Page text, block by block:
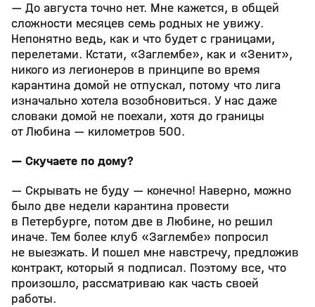
— До августа точно нет. Мне кажется, в общей
сложности месяцев семь родных не увижу.
Непонятно ведь, как и что будет с границами,
перелетами. Кстати, «Заглембе», как и «Зенит»,
никого из легионеров в принципе во время
карантина домой не отпускал, потому что лига
изначально хотела возобновиться. У нас даже
словаки домой не поехали, хотя до границы
от Любина — километров 500.
— Скучаете по дому?
— Скрывать не буду — конечно! Наверно, можно
было две недели карантина провести
в Петербурге, потом две в Любине, но решил
иначе. Тем более клуб «Заглембе» попросил
не выезжать. И пошел мне навстречу, предложив
контракт, который я подписал. Поэтому все, что
произошло, рассматриваю как часть своей
работы.